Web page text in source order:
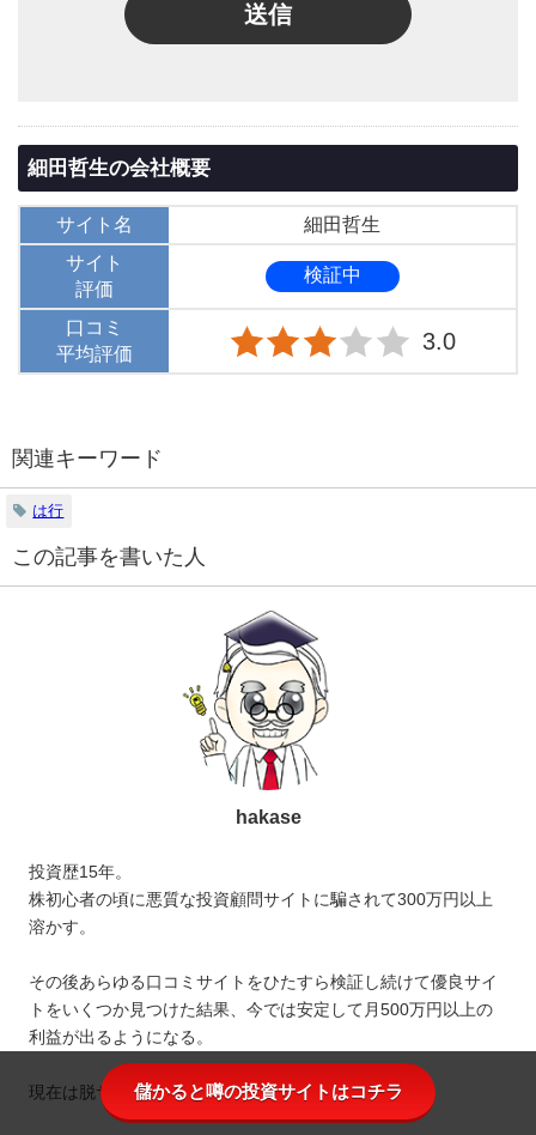
送信
細田哲生の会社概要
サイト名
細田哲生
サイト
評価
検証中
口コミ
平均評価
3.0
関連キーワード
は行
この記事を書いた人
hakase
投資歴15年。
株初心者の頃に悪質な投資顧問サイトに騙されて300万円以上
溶かす。
その後あらゆる口コミサイトをひたすら検証し続けて優良サイ
トをいくつか見つけた結果、今では安定して月500万円以上の
利益が出るようになる。
現在は脱サラして株式投資のみで生活。
儲かると噂の投資サイトはコチラ